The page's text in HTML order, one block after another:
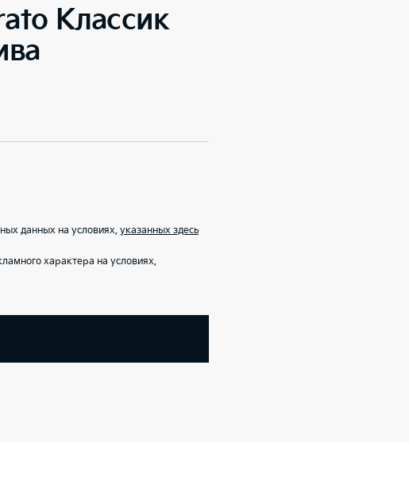
Классик
данных на условиях, указанных здесь
характера на условиях,